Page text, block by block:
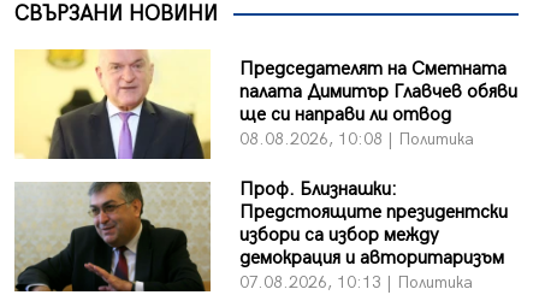
СВЪРЗАНИ НОВИНИ
Председателят на Сметната
палата Димитър Главчев обяви
ще си направи ли отвод
08.08.2026, 10:08 | Политика
Проф. Близнашки:
Предстоящите президентски
избори са избор между
демокрация и авторитаризъм
07.08.2026, 10:13 | Политика